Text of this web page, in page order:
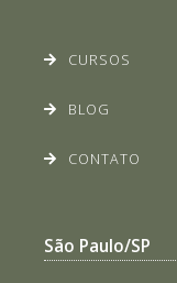
CURSOS
BLOG
CONTATO
São Paulo/SP